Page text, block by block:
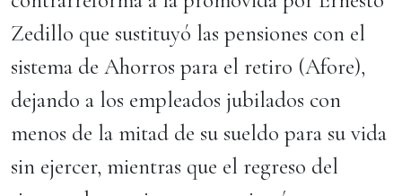
Zedillo que sustituyó las pensiones con el
sistema de Ahorros para el retiro (Afore),
dejando a los empleados jubilados con
menos de la mitad de su sueldo para su vida
sin ejercer, mientras que el regreso del